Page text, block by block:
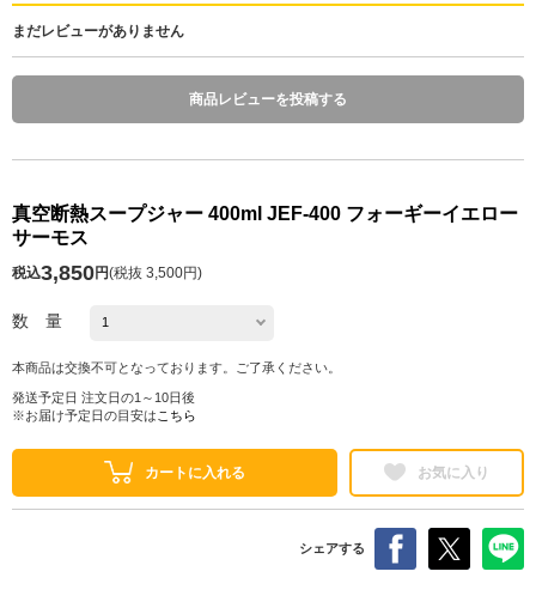
まだレビューがありません
商品レビューを投稿する
真空断熱スープジャー 400ml JEF-400 フォーギーイエロー
サーモス
税込3,850円(税抜 3,500円)
数 量
本商品は交換不可となっております。ご了承ください。
発送予定日 注文日の1～10日後
※お届け予定日の目安は こちら
カートに入れる お気に入り
シェアする